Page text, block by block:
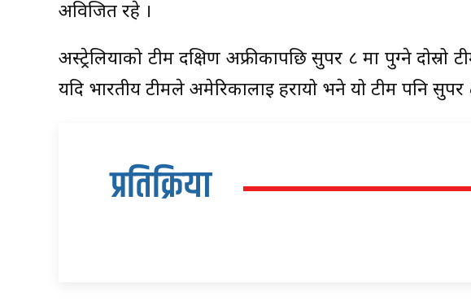
अविजित रहे ।
अस्ट्रेलियाको टीम दक्षिण अफ्रीकापछि सुपर ८ मा पुग्ने
यदि भारतीय टीमले अमेरिकालाई हरायो भने यो टीम पनि सुपर
प्रतिक्रिया